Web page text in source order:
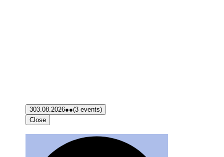
303.08.2026●●(3 events)
Close